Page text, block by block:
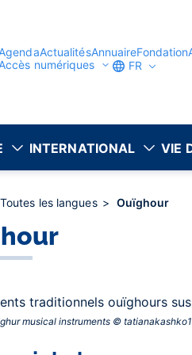
AgendaActualitésAnnuaireFondation
Accès numériques
FR
INTERNATIONAL VIE
Toutes les langues Ouïghour
musical instruments ©